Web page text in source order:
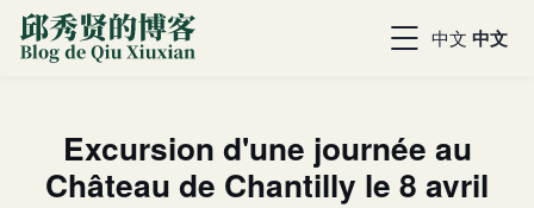
中文 中文
Excursion d'une journée au
Château de Chantilly le 8 avril